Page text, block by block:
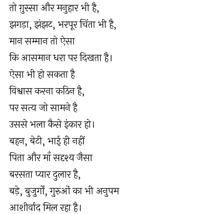
तो ग़ुस्सा और मनुहार भी है,
झगड़ा, झंझट, भरपूर चिंता भी है,
मान सम्मान तो ऐसा
कि आसमान धरा पर दिखता है।
ऐसा भी हो सकता है
विश्वास करना कठिन है,
पर सत्य जो सामने है
उससे भला कैसे इंकार हो।
बहन, बेटी, भाई ही नहीं
पिता और माँ सदृश्य जैसा
बरसता प्यार दुलार है,
बड़े, बुज़ुर्गों, गुरुओं का भी अनुपम
आशीर्वाद मिल रहा है।